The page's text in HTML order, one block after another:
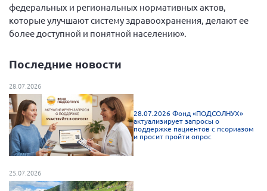
Общероссийская РС
Алтайский край
Архангельская область
Брянская область
Владимирская область
Воронежская область
федеральных и региональных нормативных актов,
которые улучшают систему здравоохранения, делают ее
более доступной и понятной населению».
Последние новости
28.07.2026
28.07.2026 Фонд «ПОДСОЛНУХ»
актуализирует запросы о
поддержке пациентов с псориазом
и просит пройти опрос
25.07.2026